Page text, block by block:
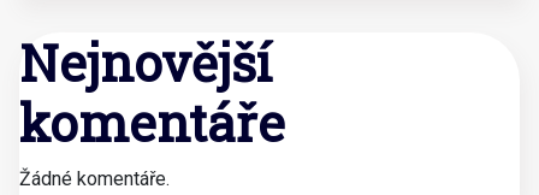
Nejnovější
komentáře
Žádné komentáře.